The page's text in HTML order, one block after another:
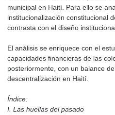
municipal en Haití. Para ello se
institucionalización constitucional
contrasta con el diseño
El análisis se enriquece con el
capacidades financieras de las
posteriormente, con un balance
descentralización en Haití.
Índice:
I. Las huellas del pasado